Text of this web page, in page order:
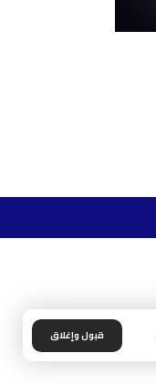
قبول وإغلاق